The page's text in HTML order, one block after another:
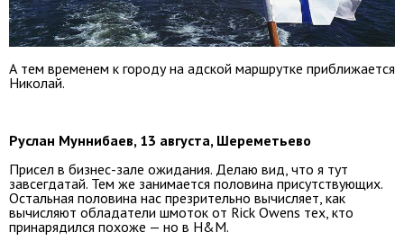
А тем временем к городу на адской маршрутке приближается
Николай.
Руслан Муннибаев, 13 августа, Шереметьево
Присел в бизнес-зале ожидания. Делаю вид, что я тут
завсегдатай. Тем же занимается половина присутствующих.
Остальная половина нас презрительно вычисляет, как
вычисляют обладатели шмоток от Rick Owens тех, кто
принарядился похоже — но в H&M.